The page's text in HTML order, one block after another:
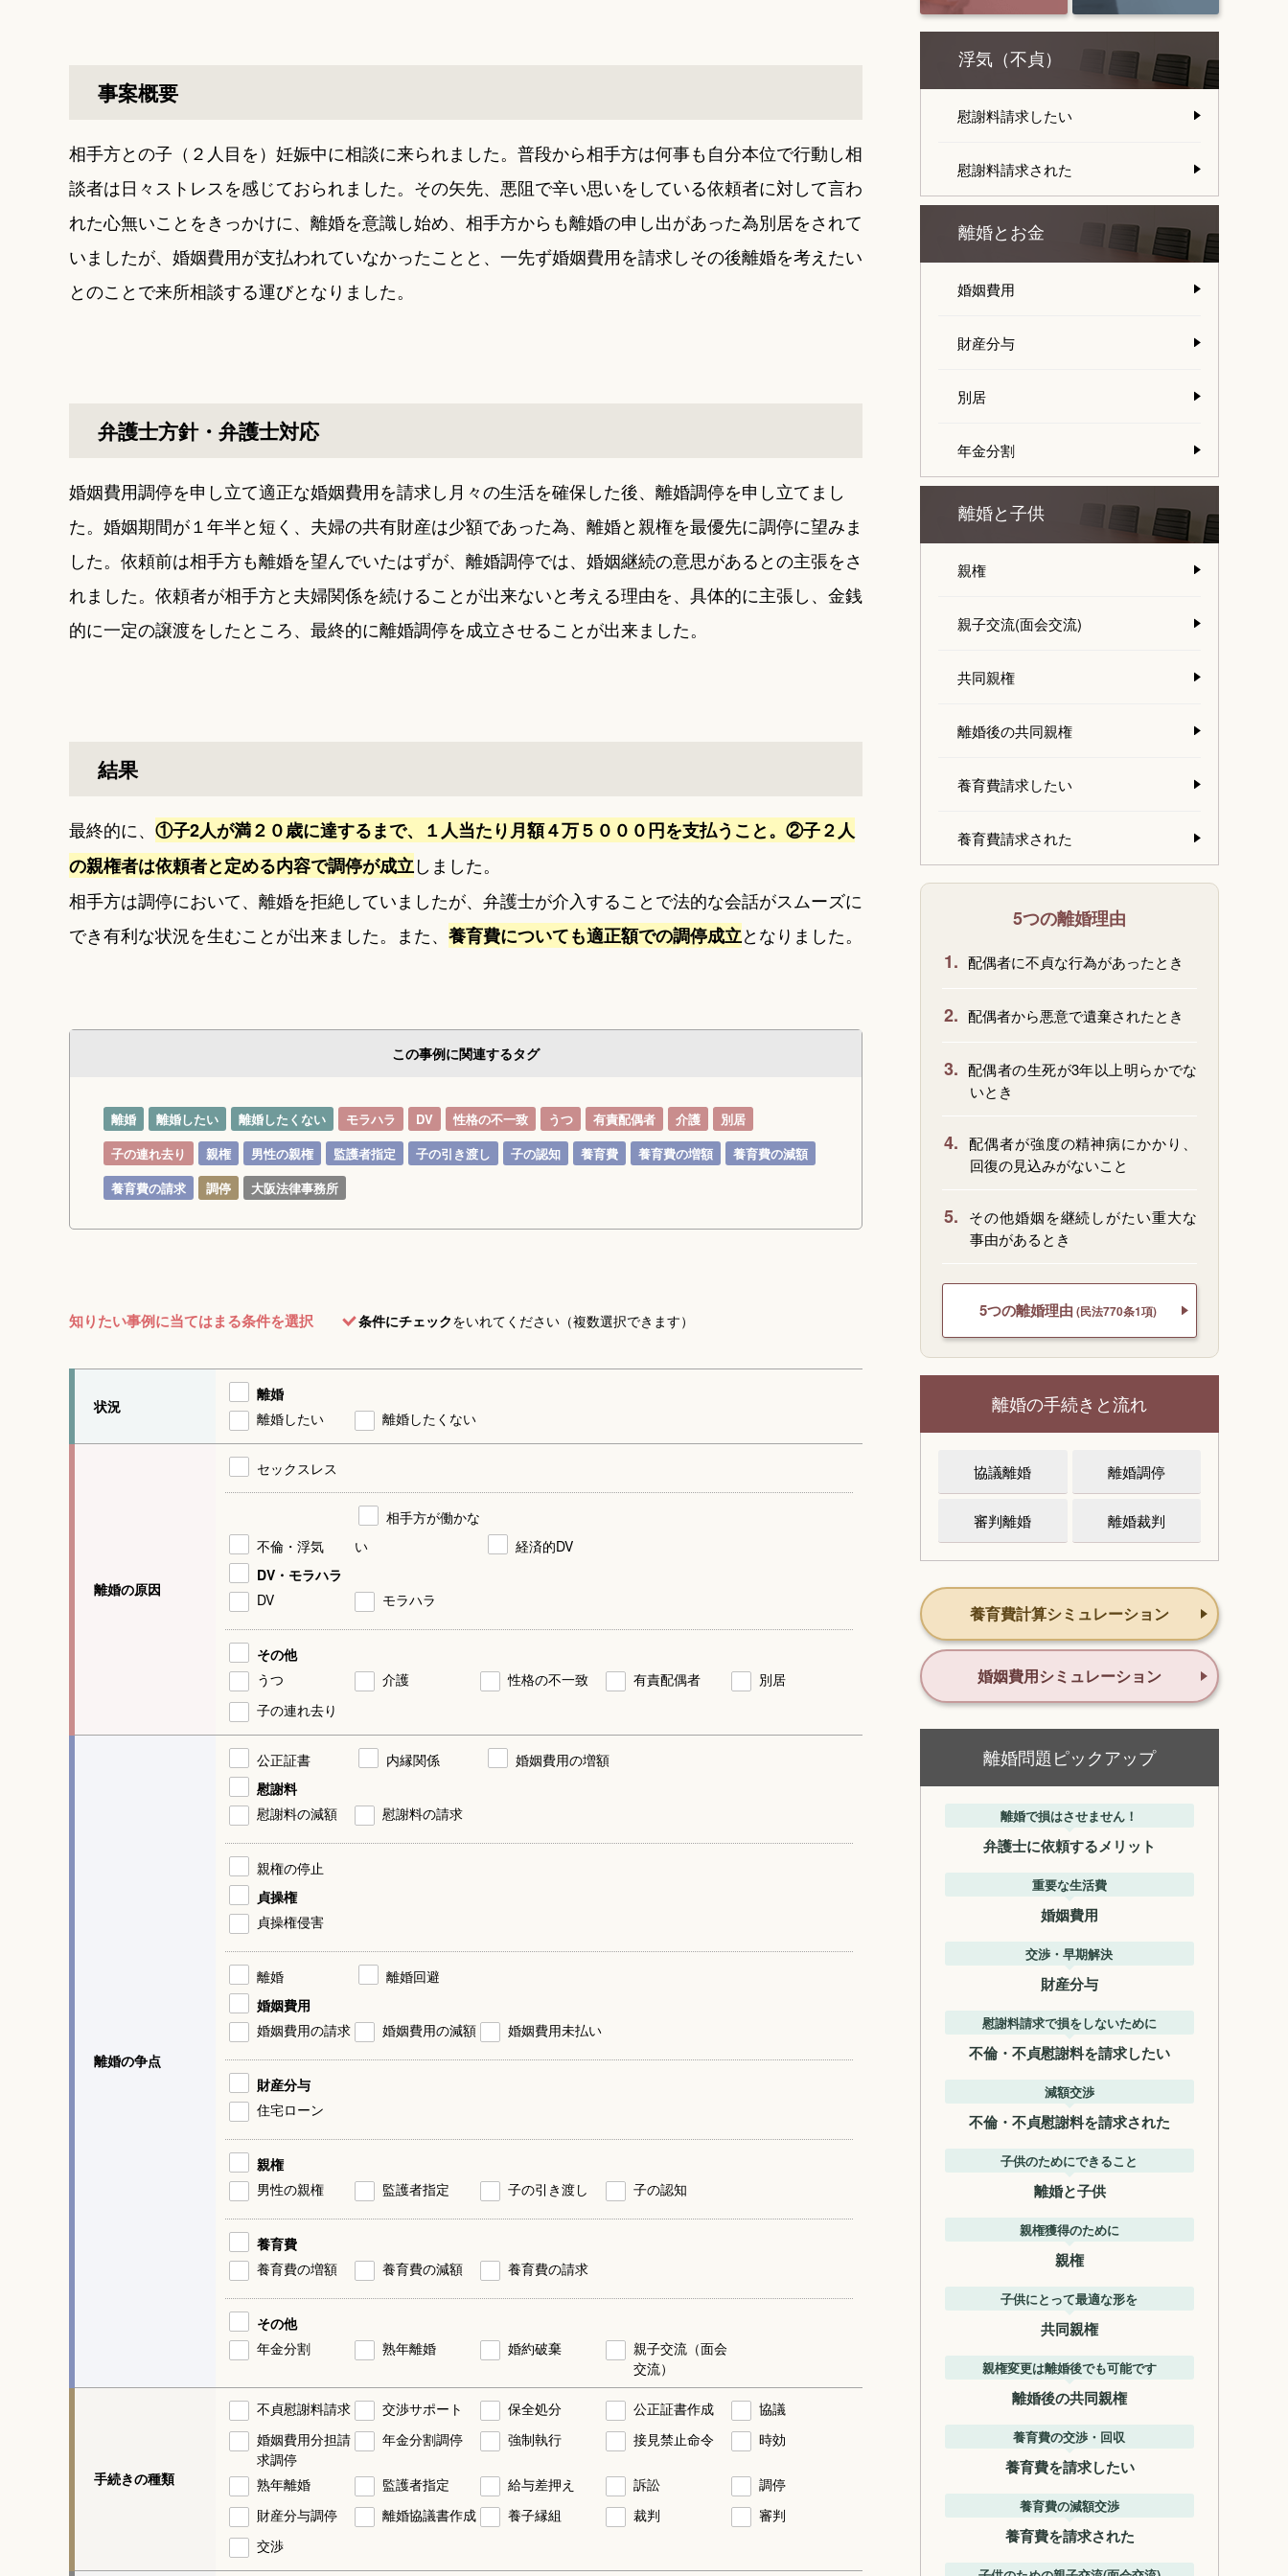
事案概要
相手方との子（２人目を）妊娠中に相談に来られました。普段から相手方は何事も自分本位で行動し相
談者は日々ストレスを感じておられました。その矢先、悪阻で辛い思いをしている依頼者に対して言わ
れた心無いことをきっかけに、離婚を意識し始め、相手方からも離婚の申し出があった為別居をされて
いましたが、婚姻費用が支払われていなかったことと、一先ず婚姻費用を請求しその後離婚を考えたい
とのことで来所相談する運びとなりました。
弁護士方針・弁護士対応
婚姻費用調停を申し立て適正な婚姻費用を請求し月々の生活を確保した後、離婚調停を申し立てまし
た。婚姻期間が１年半と短く、夫婦の共有財産は少額であった為、離婚と親権を最優先に調停に望みま
した。依頼前は相手方も離婚を望んでいたはずが、離婚調停では、婚姻継続の意思があるとの主張をさ
れました。依頼者が相手方と夫婦関係を続けることが出来ないと考える理由を、具体的に主張し、金銭
的に一定の譲渡をしたところ、最終的に離婚調停を成立させることが出来ました。
結果
最終的に、 ①子2人が満２０歳に達するまで、１人当たり月額４万５０００円を支払うこと。②子２人
の親権者は依頼者と定める内容で調停が成立しました。
相手方は調停において、離婚を拒絶していましたが、弁護士が介入することで法的な会話がスムーズに
でき有利な状況を生むことが出来ました。また、 養育費についても適正額での調停成立となりました。
この事例に関連するタグ
離婚 離婚したい 離婚したくない モラハラ DV 性格の不一致 うつ 有責配偶者 介護
別居
子の連れ去り
親権 男性の親権 監護者指定 子の引き渡し 子の認知 養育費 養育費の増額
養育費の減額
養育費の請求
調停 大阪法律事務所
知りたい事例に当てはまる条件を選択 条件にチェックをいれてください（複数選択できます）
状況
離婚
離婚したい
離婚したくない
離婚の原因
セックスレス
不倫・浮気
相手方が働かな
い
経済的DV
DV・モラハラ
DV
モラハラ
その他
うつ
介護 性格の不一致 有責配偶者
別居
子の連れ去り
離婚の争点
公正証書 内縁関係
婚姻費用の増額
慰謝料
慰謝料の減額
慰謝料の請求
親権の停止
貞操権
貞操権侵害
離婚
離婚回避
婚姻費用
婚姻費用の請求
婚姻費用の減額 婚姻費用未払い
財産分与
住宅ローン
親権
男性の親権
監護者指定 子の引き渡し 子の認知
養育費
養育費の増額
養育費の減額 養育費の請求
その他
年金分割
熟年離婚 婚約破棄
親子交流（面会
交流）
手続きの種類
不貞慰謝料請求 交渉サポート 保全処分 公正証書作成
協議
婚姻費用分担請
求調停
年金分割調停 強制執行 接見禁止命令 時効
熟年離婚 監護者指定 給与差押え 訴訟
調停
財産分与調停
離婚協議書作成 養子縁組 裁判
審判
交渉
浮気（不貞）
慰謝料請求したい
慰謝料請求された
離婚とお金
婚姻費用
財産分与
別居
年金分割
離婚と子供
親権
親子交流(面会交流)
共同親権
離婚後の共同親権
養育費請求したい
養育費請求された
5つの離婚理由
1. 配偶者に不貞な行為があったとき
2. 配偶者から悪意で遺棄されたとき
3. 配偶者の生死が3年以上明らかでな
いとき
4. 配偶者が強度の精神病にかかり、
回復の見込みがないこと
5.
その他婚姻を継続しがたい重大な
事由があるとき
5つの離婚理由 (民法770条1項)
離婚の手続きと流れ
協議離婚 離婚調停
審判離婚 離婚裁判
養育費計算シミュレーション
婚姻費用シミュレーション
離婚問題ピックアップ
離婚で損はさせません！
弁護士に依頼するメリット
重要な生活費
婚姻費用
交渉・早期解決
財産分与
慰謝料請求で損をしないために
不倫・不貞慰謝料を請求したい
減額交渉
不倫・不貞慰謝料を請求された
子供のためにできること
離婚と子供
親権獲得のために
親権
子供にとって最適な形を
共同親権
親権変更は離婚後でも可能です
離婚後の共同親権
養育費の交渉・回収
養育費を請求したい
養育費の減額交渉
養育費を請求された